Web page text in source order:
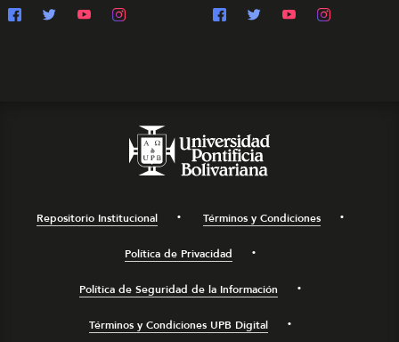
Repositorio Institucional Términos y Condiciones
Política de Privacidad
Política de Seguridad de la Información
Términos y Condiciones UPB Digital